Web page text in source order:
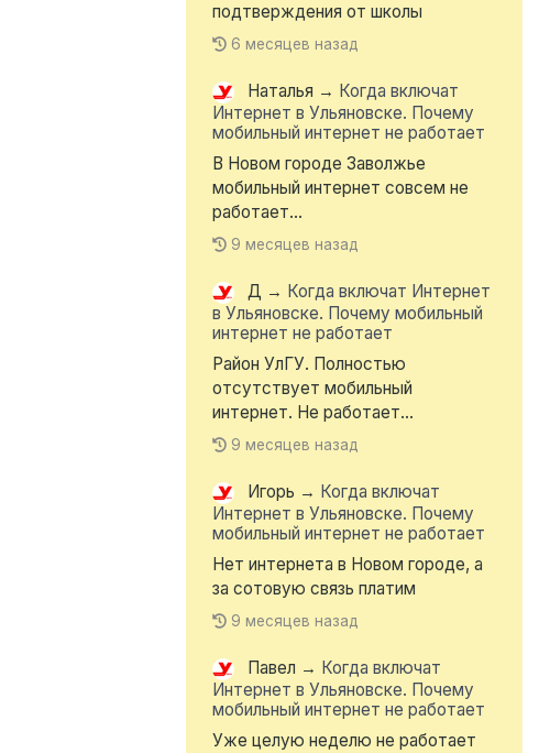
подтверждения от школы
6 месяцев назад
Наталья → Когда включат
Интернет в Ульяновске. Почему
мобильный интернет не работает
В Новом городе Заволжье
мобильный интернет совсем не
работает...
9 месяцев назад
Д → Когда включат Интернет
в Ульяновске. Почему мобильный
интернет не работает
Район УлГУ. Полностью
отсутствует мобильный
интернет. Не работает...
9 месяцев назад
Игорь → Когда включат
Интернет в Ульяновске. Почему
мобильный интернет не работает
Нет интернета в Новом городе, а
за сотовую связь платим
9 месяцев назад
Павел → Когда включат
Интернет в Ульяновске. Почему
мобильный интернет не работает
Уже целую неделю не работает